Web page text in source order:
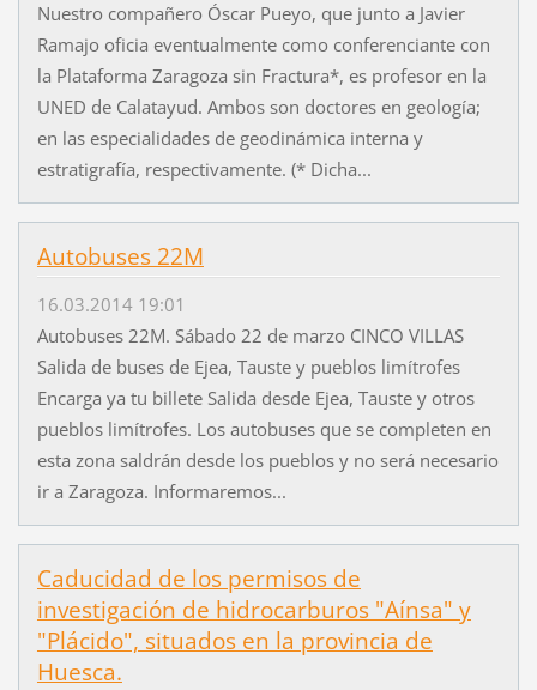
Nuestro compañero Óscar Pueyo, que junto a Javier
Ramajo oficia eventualmente como conferenciante con
la Plataforma Zaragoza sin Fractura*, es profesor en la
UNED de Calatayud. Ambos son doctores en geología;
en las especialidades de geodinámica interna y
estratigrafía, respectivamente. (* Dicha...
Autobuses 22M
16.03.2014 19:01
Autobuses 22M. Sábado 22 de marzo CINCO VILLAS
Salida de buses de Ejea, Tauste y pueblos limítrofes
Encarga ya tu billete Salida desde Ejea, Tauste y otros
pueblos limítrofes. Los autobuses que se completen en
esta zona saldrán desde los pueblos y no será necesario
ir a Zaragoza. Informaremos...
Caducidad de los permisos de
investigación de hidrocarburos "Aínsa" y
"Plácido", situados en la provincia de
Huesca.